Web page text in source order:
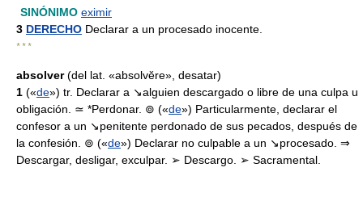
SINÓNIMO eximir
3 DERECHO Declarar a un procesado inocente.
* * *
absolver(del lat. «absolvĕre», desatar)
1 («de») tr. Declarar a ↘alguien descargado o libre de una culpa u
obligación. ≃ *Perdonar. ⊚ («de») Particularmente, declarar el
confesor a un ↘penitente perdonado de sus pecados, después de
la confesión. ⊚ («de») Declarar no culpable a un ↘procesado. ⇒
Descargar, desligar, exculpar. ➢ Descargo. ➢ Sacramental.